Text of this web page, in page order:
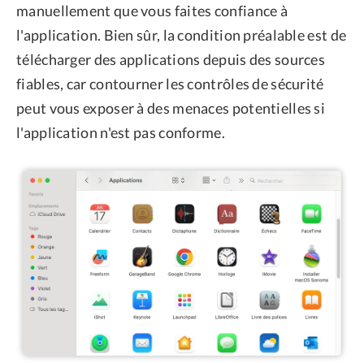
manuellement que vous faites confiance à
l'application. Bien sûr, la condition préalable est de
télécharger des applications depuis des sources
fiables, car contourner les contrôles de sécurité
peut vous exposer à des menaces potentielles si
l'application n'est pas conforme.